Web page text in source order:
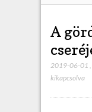
A
2019-06-01
kikapcsolva